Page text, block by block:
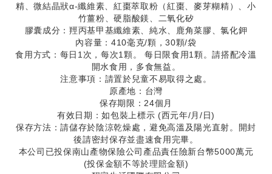
精、微結晶狀α-纖維素、紅棗萃取粉（紅棗、麥芽糊精）、小
竹薑粉、硬脂酸鎂、二氧化矽
膠囊成分：羥丙基甲基纖維素、純水、鹿角菜膠、氯化鉀
內容量：410毫克/顆，30顆/袋
食用方式：每日1次，每次1顆。 每日限食用1顆。請搭配冷溫
開水食用，多食無益。
注意事項：請置於兒童不易取得之處。
原產地：台灣
保存期限：24個月
有效日期：如包裝上標示 (西元年/月/日)
保存方法：請儲存於陰涼乾燥處，避免高溫及陽光直射。開封
後請密封保存並盡速食用完畢。
本公司已投保南山產物保險公司產品責任險新台幣5000萬元
(投保金額不等於理賠金額)